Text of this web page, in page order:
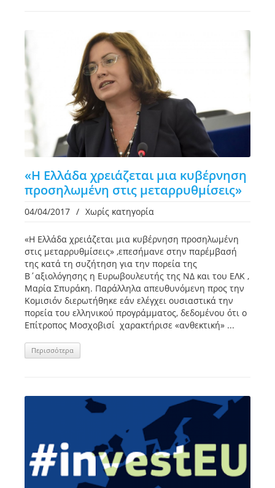
«Η Ελλάδα χρειάζεται μια κυβέρνηση
προσηλωμένη στις μεταρρυθμίσεις»
04/04/2017 / Χωρίς κατηγορία
«Η Ελλάδα χρειάζεται μια κυβέρνηση προσηλωμένη
στις μεταρρυθμίσεις» ,επεσήμανε στην παρέμβασή
της κατά τη συζήτηση για την πορεία της
Β΄αξιολόγησης η Ευρωβουλευτής της ΝΔ και του ΕΛΚ ,
Μαρία Σπυράκη. Παράλληλα απευθυνόμενη προς την
Κομισιόν διερωτήθηκε εάν ελέγχει ουσιαστικά την
πορεία του ελληνικού προγράμματος, δεδομένου ότι ο
Επίτροπος Μοσχοβισί χαρακτήρισε «ανθεκτική» ...
Περισσότερα